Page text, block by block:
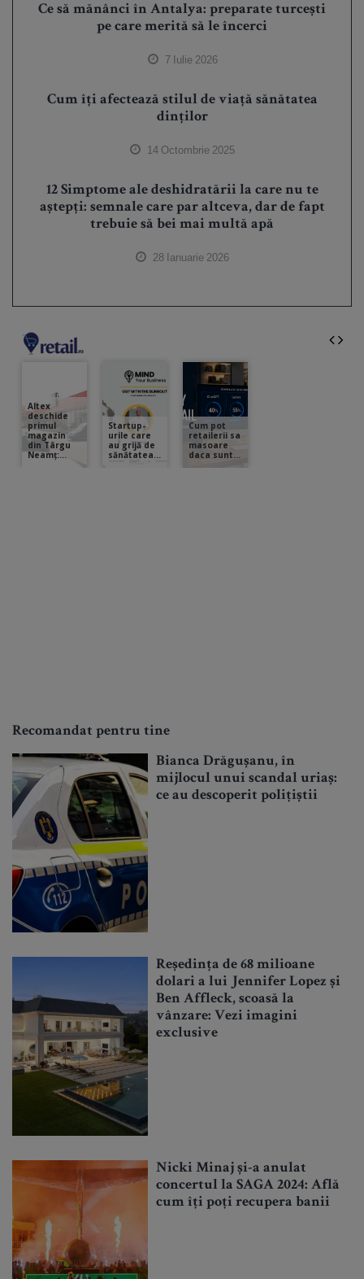
Ce să mănânci în Antalya: preparate turcești
pe care merită să le încerci
7 Iulie 2026
Cum îți afectează stilul de viață sănătatea
dinților
14 Octombrie 2025
12 Simptome ale deshidratării la care nu te
aștepți: semnale care par altceva, dar de fapt
trebuie să bei mai multă apă
28 Ianuarie 2026
Recomandat pentru tine
Bianca Drăgușanu, în
mijlocul unui scandal uriaș:
ce au descoperit polițiștii
Reședința de 68 milioane
dolari a lui Jennifer Lopez și
Ben Affleck, scoasă la
vânzare: Vezi imagini
exclusive
Nicki Minaj și-a anulat
concertul la SAGA 2024: Află
cum îți poți recupera banii